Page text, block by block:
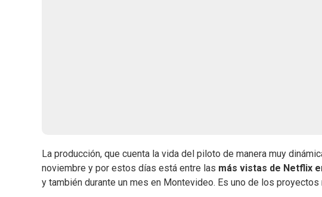
La producción, que cuenta la vida del piloto de manera muy
noviembre y por estos días está entre las más vistas de Netflix
y también durante un mes en Montevideo. Es uno de los